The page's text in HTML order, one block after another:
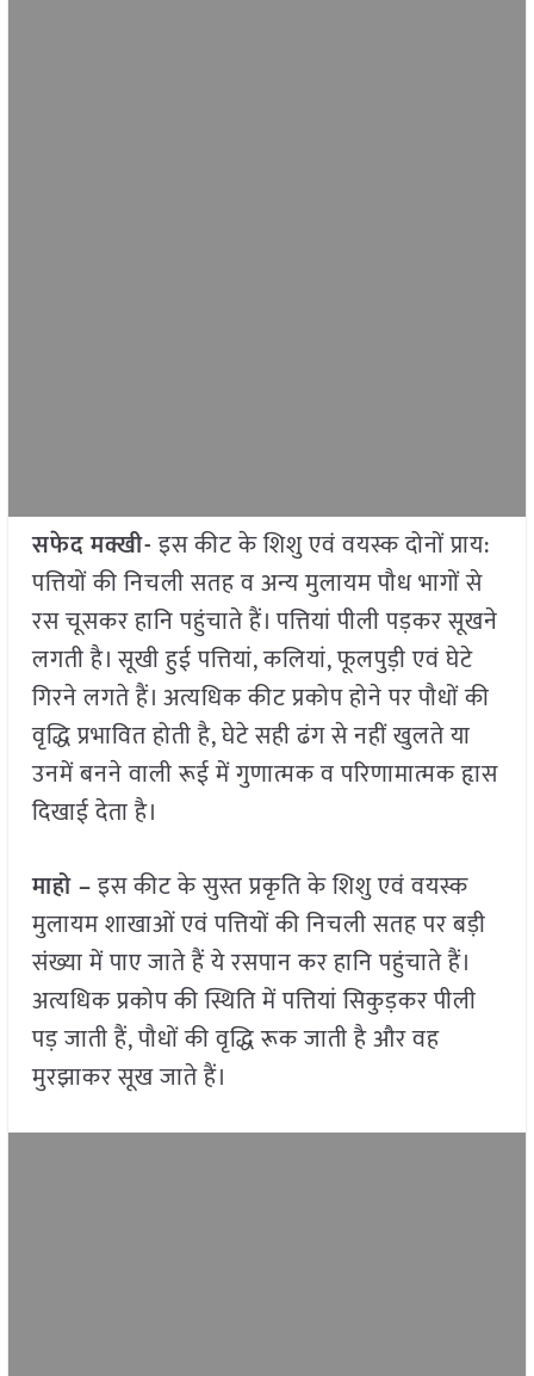
सफेद मक्खी-इस कीट के शिशु एवं वयस्क दोनों प्राय:
पत्तियों की निचली सतह व अन्य मुलायम पौध भागों से
रस चूसकर हानि पहुंचाते हैं। पत्तियां पीली पड़कर सूखने
लगती है। सूखी हुई पत्तियां, कलियां, फूलपुड़ी एवं घेटे
गिरने लगते हैं। अत्यधिक कीट प्रकोप होने पर पौधों की
वृद्धि प्रभावित होती है, घेटे सही ढंग से नहीं खुलते या
उनमें बनने वाली रूई में गुणात्मक व परिणामात्मक हृास
दिखाई देता है।
माहो –इस कीट के सुस्त प्रकृति के शिशु एवं वयस्क
मुलायम शाखाओं एवं पत्तियों की निचली सतह पर बड़ी
संख्या में पाए जाते हैं ये रसपान कर हानि पहुंचाते हैं।
अत्यधिक प्रकोप की स्थिति में पत्तियां सिकुड़कर पीली
पड़ जाती हैं, पौधों की वृद्धि रूक जाती है और वह
मुरझाकर सूख जाते हैं।